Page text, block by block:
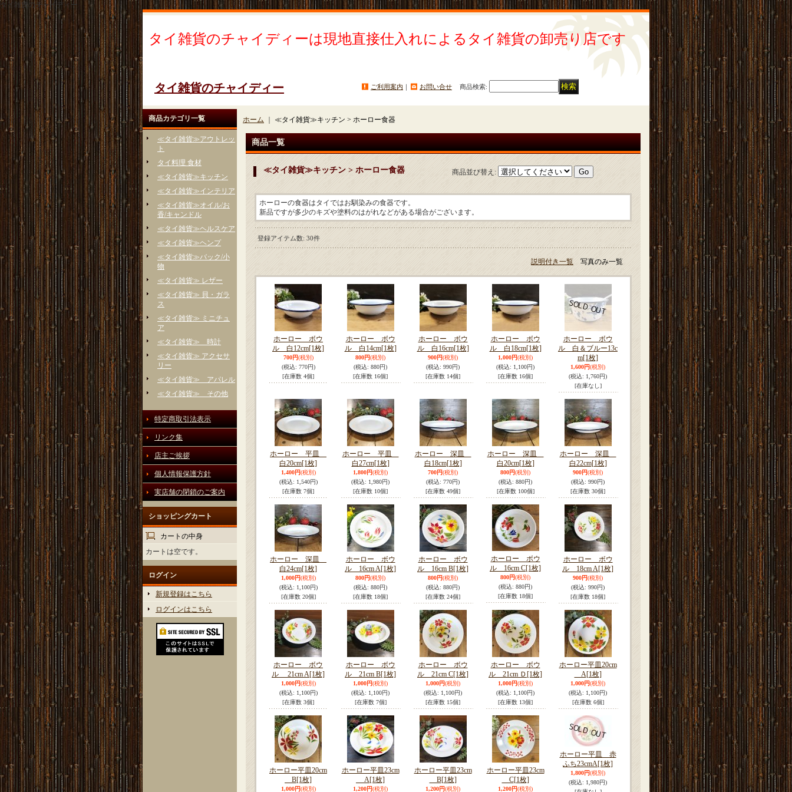
タイ雑貨のチャイディー
タイ雑貨のチャイディーは現地直接仕入れによるタイ雑貨の卸売り店です
タイ雑貨のチャイディー ご利用案内 ｜ お問い合せ 商品検索:
商品カテゴリ一覧
≪タイ雑貨≫アウトレッ
ト
タイ料理 食材
≪タイ雑貨≫キッチン
≪タイ雑貨≫インテリア
≪タイ雑貨≫オイル/お
香/キャンドル
≪タイ雑貨≫ヘルスケア
≪タイ雑貨≫ヘンプ
≪タイ雑貨≫バック/小
物
≪タイ雑貨≫ レザー
≪タイ雑貨≫ 貝・ガラ
ス
≪タイ雑貨≫ ミニチュ
ア
≪タイ雑貨≫ 時計
≪タイ雑貨≫ アクセサ
リー
≪タイ雑貨≫ アパレル
≪タイ雑貨≫ その他
特定商取引法表示
リンク集
店主ご挨拶
個人情報保護方針
実店舗の閉鎖のご案内
ショッピングカート
カートの中身
カートは空です。
ログイン
新規登録はこちら
ログインはこちら
ホーム ≪タイ雑貨≫キッチン > ホーロー食器
商品一覧
≪タイ雑貨≫キッチン > ホーロー食器 商品並び替え :
ホーローの食器はタイではお馴染みの食器です。
新品ですが多少のキズや塗料のはがれなどがある場合がございます。
登録アイテム数: 30件
説明付き一覧 写真のみ一覧
ホーロー ボウ
ル 白12cm[1枚]
700円(税別)
(税込: 770円)
[在庫数 4個]
ホーロー ボウ
ル 白14cm[1枚]
800円(税別)
(税込: 880円)
[在庫数 16個]
ホーロー ボウ
ル 白16cm[1枚]
900円(税別)
(税込: 990円)
[在庫数 14個]
ホーロー ボウ
ル 白18cm[1枚]
1,000円(税別)
(税込: 1,100円)
[在庫数 16個]
ホーロー ボウ
ル 白＆ブルー13c
m[1枚]
1,600円(税別)
(税込: 1,760円)
[在庫なし]
ホーロー 平皿
白20cm[1枚]
1,400円(税別)
(税込: 1,540円)
[在庫数 7個]
ホーロー 平皿
白27cm[1枚]
1,800円(税別)
(税込: 1,980円)
[在庫数 10個]
ホーロー 深皿
白18cm[1枚]
700円(税別)
(税込: 770円)
[在庫数 49個]
ホーロー 深皿
白20cm[1枚]
800円(税別)
(税込: 880円)
[在庫数 100個]
ホーロー 深皿
白22cm[1枚]
900円(税別)
(税込: 990円)
[在庫数 30個]
ホーロー 深皿
白24cm[1枚]
1,000円(税別)
(税込: 1,100円)
[在庫数 20個]
ホーロー ボウ
ル 16cm A[1枚]
800円(税別)
(税込: 880円)
[在庫数 18個]
ホーロー ボウ
ル 16cm B[1枚]
800円(税別)
(税込: 880円)
[在庫数 24個]
ホーロー ボウ
ル 16cm C[1枚]
800円(税別)
(税込: 880円)
[在庫数 18個]
ホーロー ボウ
ル 18cm A[1枚]
900円(税別)
(税込: 990円)
[在庫数 18個]
ホーロー ボウ
ル 21cm A[1枚]
1,000円(税別)
(税込: 1,100円)
[在庫数 3個]
ホーロー ボウ
ル 21cm B[1枚]
1,000円(税別)
(税込: 1,100円)
[在庫数 7個]
ホーロー ボウ
ル 21cm C[1枚]
1,000円(税別)
(税込: 1,100円)
[在庫数 15個]
ホーロー ボウ
ル 21cm Ｄ [1枚]
1,000円(税別)
(税込: 1,100円)
[在庫数 13個]
ホーロー平皿20cm
A[1枚]
1,000円(税別)
(税込: 1,100円)
[在庫数 6個]
ホーロー平皿20cm
B[1枚]
1,000円(税別)
ホーロー平皿23cm
A[1枚]
1,200円(税別)
ホーロー平皿23cm
B[1枚]
1,200円(税別)
ホーロー平皿23cm
C[1枚]
1,200円(税別)
ホーロー平皿 赤
ふち23cmA[1枚]
1,800円(税別)
(税込: 1,980円)